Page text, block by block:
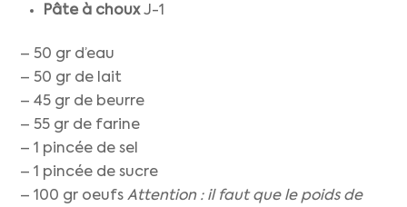
Pâte à chouxJ-1
– 50 gr d’eau
– 50 gr de lait
– 45 gr de beurre
– 55 gr de farine
– 1 pincée de sel
– 1 pincée de sucre
– 100 gr oeufsAttention : il faut que le poids de